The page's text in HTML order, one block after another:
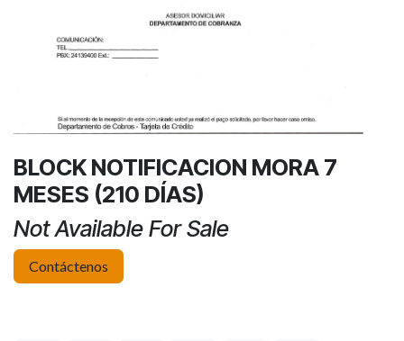
BLOCK NOTIFICACION MORA 7
MESES (210 DÍAS)
Not Available For Sale
Contáctenos